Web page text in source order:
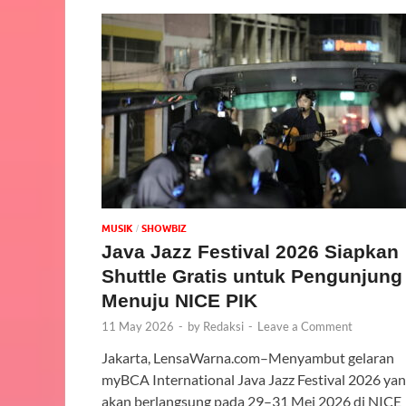
MUSIK / ‎SHOWBIZ
Java Jazz Festival 2026 Siapkan
Shuttle Gratis untuk Pengunjung
Menuju NICE PIK
11 May 2026 - by Redaksi - Leave a Comment
Jakarta, LensaWarna.com–Menyambut gelaran
myBCA International Java Jazz Festival 2026
akan berlangsung pada 29–31 Mei 2026 di NICE